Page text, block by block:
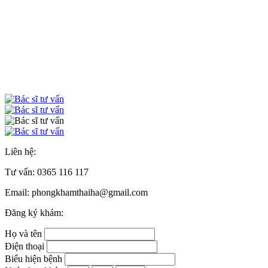
Liên hệ:
Tư vấn: 0365 116 117
Email: phongkhamthaiha@gmail.com
Đăng ký khám:
Họ và tên
Điện thoại
Biểu hiện bệnh